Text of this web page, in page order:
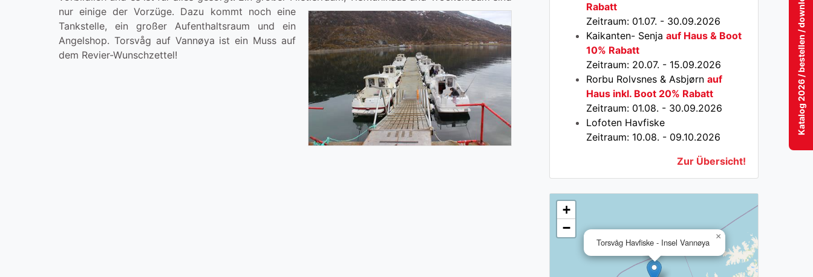
Katalog 2026 / bestellen / download / lesen!
Rabatt
Zeitraum: 01.07. - 30.09.2026
Kaikanten- Senjaauf Haus & Boot
10% Rabatt
Zeitraum: 20.07. - 15.09.2026
Rorbu Rolvsnes & Asbjørnauf
Haus inkl. Boot 20% Rabatt
Zeitraum: 01.08. - 30.09.2026
Lofoten Havfiske
Zeitraum: 10.08. - 09.10.2026
Zur Übersicht!
Torsvåg Havfiske - Insel Vannøya
×
+
−
nur einige der Vorzüge. Dazu kommt noch eine
Tankstelle, ein großer Aufenthaltsraum und ein
Angelshop. Torsvåg auf Vannøya ist ein Muss auf
dem Revier-Wunschzettel!